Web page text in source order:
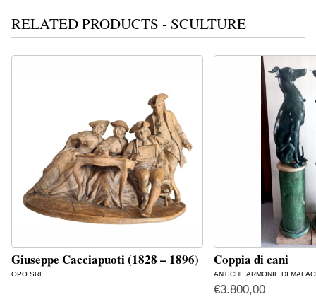
RELATED PRODUCTS - SCULTURE
Giuseppe Cacciapuoti (1828 – 1896)
OPO SRL
Coppia di cani
ANTICHE ARMONIE DI
€3.800,00